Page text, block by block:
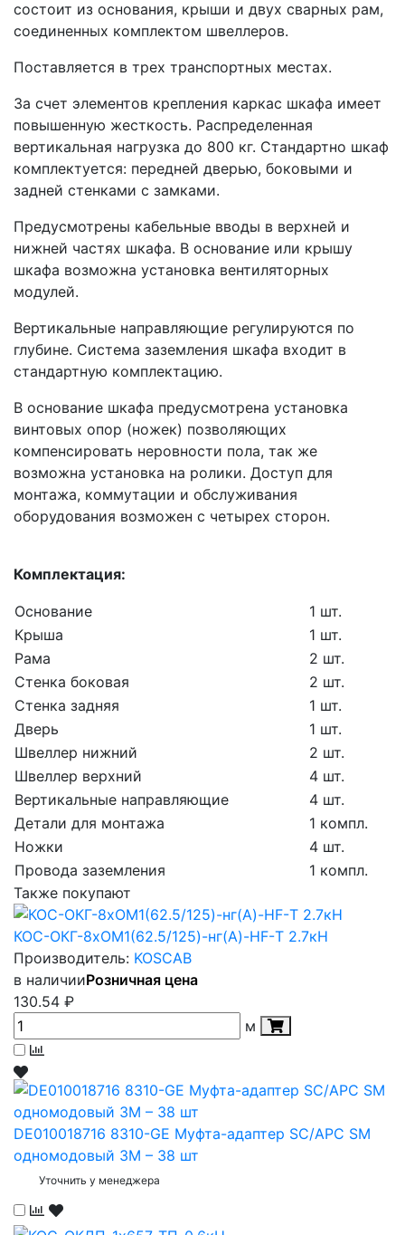
состоит из основания, крыши и двух сварных рам,
соединенных комплектом швеллеров.
Поставляется в трех транспортных местах.
За счет элементов крепления каркас шкафа имеет
повышенную жесткость. Распределенная
вертикальная нагрузка до 800 кг. Стандартно шкаф
комплектуется: передней дверью, боковыми и
задней стенками с замками.
Предусмотрены кабельные вводы в верхней и
нижней частях шкафа. В основание или крышу
шкафа возможна установка вентиляторных
модулей.
Вертикальные направляющие регулируются по
глубине. Система заземления шкафа входит в
стандартную комплектацию.
В основание шкафа предусмотрена установка
винтовых опор (ножек) позволяющих
компенсировать неровности пола, так же
возможна установка на ролики. Доступ для
монтажа, коммутации и обслуживания
оборудования возможен с четырех сторон.
Комплектация:
Основание
1 шт.
Крыша
1 шт.
Рама
2 шт.
Стенка боковая
2 шт.
Стенка задняя
1 шт.
Дверь
1 шт.
Швеллер нижний
2 шт.
Швеллер верхний
4 шт.
Вертикальные направляющие
4 шт.
Детали для монтажа
1 компл.
Ножки
4 шт.
Провода заземления
1 компл.
Также покупают
КОС-ОКГ-8хОМ1(62.5/125)-нг(А)-HF-Т 2.7кН
Производитель: KOSCAB
в наличииРозничная цена
130.54 ₽
м
DE010018716 8310-GЕ Муфта-адаптер SC/APC SM
одномодовый 3М – 38 шт
Уточнить у менеджера